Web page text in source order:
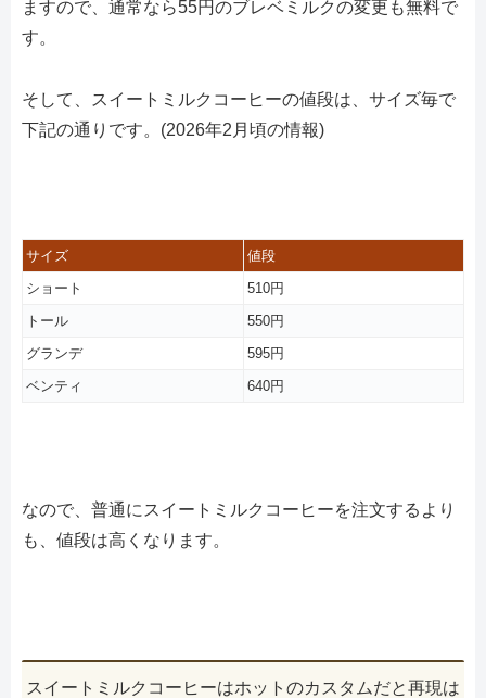
ますので、通常なら55円のブレベミルクの変更も無料で
す。
そして、スイートミルクコーヒーの値段は、サイズ毎で
下記の通りです。(2026年2月頃の情報)
サイズ
値段
ショート
510円
トール
550円
グランデ
595円
ベンティ
640円
なので、普通にスイートミルクコーヒーを注文するより
も、値段は高くなります。
スイートミルクコーヒーはホットのカスタムだと再現は